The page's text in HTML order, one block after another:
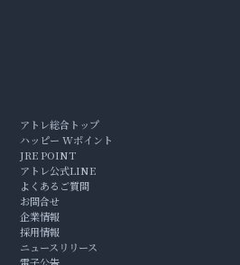
アトレ総合トップ
ハッピー Wポイント
JRE POINT
アトレ公式LINE
よくあるご質問
お問合せ
企業情報
採用情報
ニュースリリース